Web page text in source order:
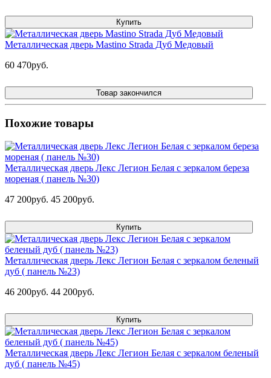
Купить
Металлическая дверь Mastino Strada Дуб Медовый
60 470руб.
Товар закончился
Похожие товары
Металлическая дверь Лекс Легион Белая с зеркалом береза
мореная ( панель №30)
47 200руб. 45 200руб.
Купить
Металлическая дверь Лекс Легион Белая с зеркалом беленый
дуб ( панель №23)
46 200руб. 44 200руб.
Купить
Металлическая дверь Лекс Легион Белая с зеркалом беленый
дуб ( панель №45)